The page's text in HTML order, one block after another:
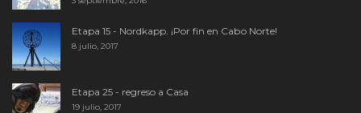
Etapa 15 - Nordkapp. ¡Por fin en Cabo Norte!
8 julio, 2017
Etapa 25 - regreso a Casa
19 julio, 2017